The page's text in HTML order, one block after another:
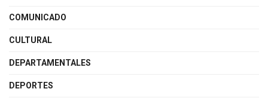
COMUNICADO
CULTURAL
DEPARTAMENTALES
DEPORTES